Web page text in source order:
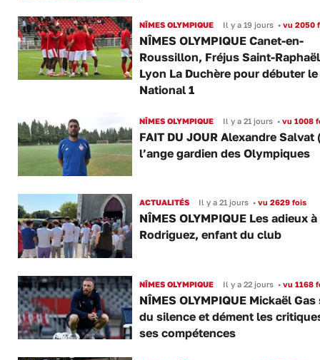
NÎMES OLYMPIQUE Il y a 19 jours •vu 2050
NÎMES OLYMPIQUE Canet-en-
Roussillon, Fréjus Saint-
Lyon La Duchère pour débuter le
National 1
NÎMES OLYMPIQUE Il y a 21 jours •vu 1008
FAIT DU JOUR Alexandre Salvat
l’ange gardien des Olympiques
ACTUALITÉS Il y a 21 jours •vu 2629 fois
NÎMES OLYMPIQUE Les adieux à
Rodriguez, enfant du club
NÎMES OLYMPIQUE Il y a 22 jours •vu 1168
NÎMES OLYMPIQUE Mickaël
du silence et dément les
ses compétences